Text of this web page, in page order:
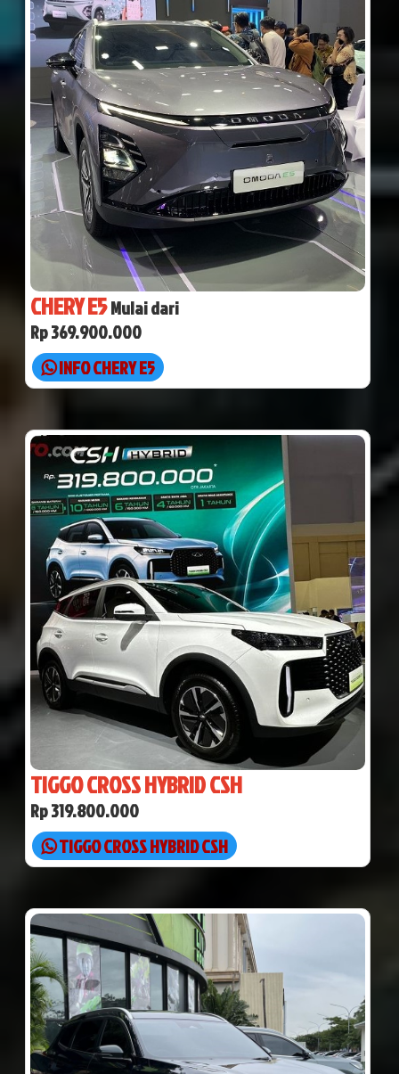
CHERY E5Mulai dari
Rp 369.900.000
INFO CHERY E5
TIGGO CROSS HYBRID CSH
Rp 319.800.000
TIGGO CROSS HYBRID CSH